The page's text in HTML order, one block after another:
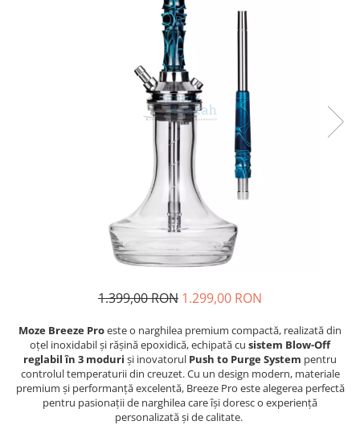
1.399,00 RON 1.299,00 RON
Moze Breeze Proeste o narghilea premium compactă, realizată din
oțel inoxidabil și rășină epoxidică, echipată cu sistem Blow-Off
reglabil în 3 moduri și inovatorul Push to Purge System pentru
controlul temperaturii din creuzet. Cu un design modern, materiale
premium și performanță excelentă, Breeze Pro este alegerea perfectă
pentru pasionații de narghilea care își doresc o experiență
personalizată și de calitate.